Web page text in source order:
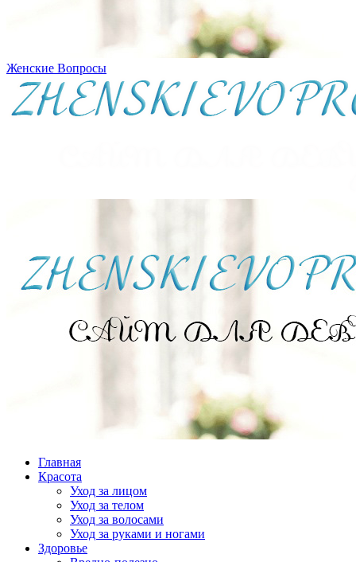
Женские Вопросы
Главная
Красота
Уход за лицом
Уход за телом
Уход за волосами
Уход за руками и ногами
Здоровье